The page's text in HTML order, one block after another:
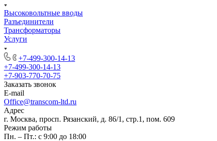
Высоковольтные вводы
Разъединители
Трансформаторы
Услуги
+7-499-300-14-13
+7-499-300-14-13
+7-903-770-70-75
Заказать звонок
E-mail
Office@transcom-ltd.ru
Адрес
г. Москва, просп. Рязанский, д. 86/1, стр.1, пом. 609
Режим работы
Пн. – Пт.: с 9:00 до 18:00